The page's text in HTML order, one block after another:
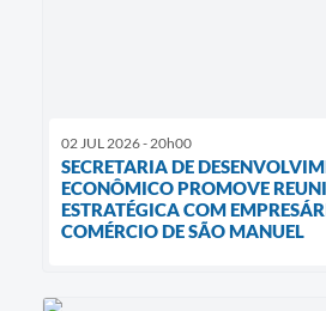
02 JUL 2026 - 20h00
SECRETARIA DE
ECONÔMICO PROMOVE
ESTRATÉGICA COM
COMÉRCIO DE SÃO MANUEL